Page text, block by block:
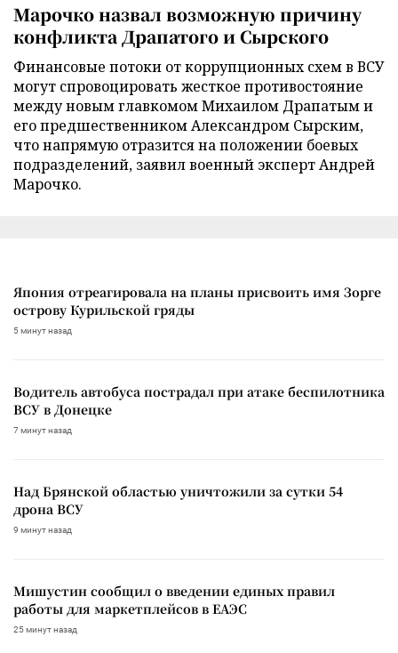
Марочко назвал возможную причину
конфликта Драпатого и Сырского
Финансовые потоки от коррупционных схем в ВСУ
могут спровоцировать жесткое противостояние
между новым главкомом Михаилом Драпатым и
его предшественником Александром Сырским,
что напрямую отразится на положении боевых
подразделений, заявил военный эксперт Андрей
Марочко.
Япония отреагировала на планы присвоить имя Зорге
острову Курильской гряды
5 минут назад
Водитель автобуса пострадал при атаке беспилотника
ВСУ в Донецке
7 минут назад
Над Брянской областью уничтожили за сутки 54
дрона ВСУ
9 минут назад
Мишустин сообщил о введении единых правил
работы для маркетплейсов в ЕАЭС
25 минут назад